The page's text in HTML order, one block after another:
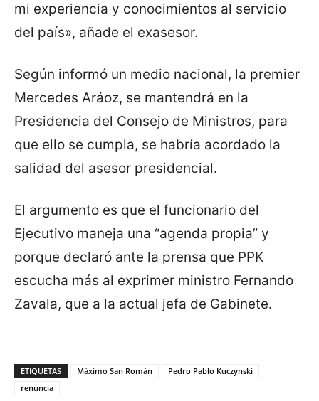
mi experiencia y conocimientos al servicio
del país», añade el exasesor.
Según informó un medio nacional, la premier
Mercedes Aráoz, se mantendrá en la
Presidencia del Consejo de Ministros, para
que ello se cumpla, se habría acordado la
salidad del asesor presidencial.
El argumento es que el funcionario del
Ejecutivo maneja una “agenda propia” y
porque declaró ante la prensa que PPK
escucha más al exprimer ministro Fernando
Zavala, que a la actual jefa de Gabinete.
ETIQUETAS Máximo San Román
Pedro Pablo Kuczynski
renuncia